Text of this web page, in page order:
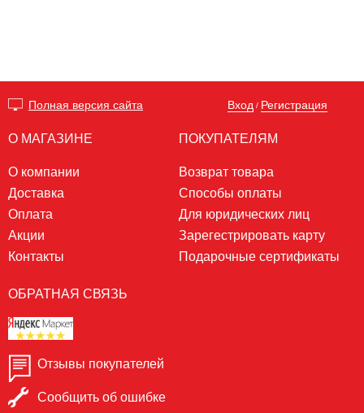
Полная версия сайта Вход / Регистрация
О МАГАЗИНЕ
О компании
Доставка
Оплата
Акции
Контакты
ПОКУПАТЕЛЯМ
Возврат товара
Способы оплаты
Для юридических лиц
Зарегестрировать карту
Подарочные сертификаты
ОБРАТНАЯ СВЯЗЬ
Отзывы покупателей
Сообщить об ошибке